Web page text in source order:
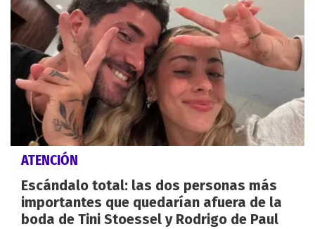
ATENCIÓN
Escándalo total: las dos personas más
importantes que quedarían afuera de la
boda de Tini Stoessel y Rodrigo de Paul